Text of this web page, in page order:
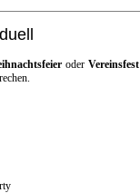
oderVereinsfest